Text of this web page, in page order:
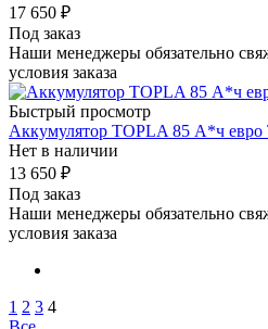
17 650 ₽
Под заказ
Наши менеджеры обязательно
условия заказа
Быстрый просмотр
Аккумулятор TOPLA 85 А*ч евро
Нет в наличии
13 650 ₽
Под заказ
Наши менеджеры обязательно
условия заказа
1 2 3 4